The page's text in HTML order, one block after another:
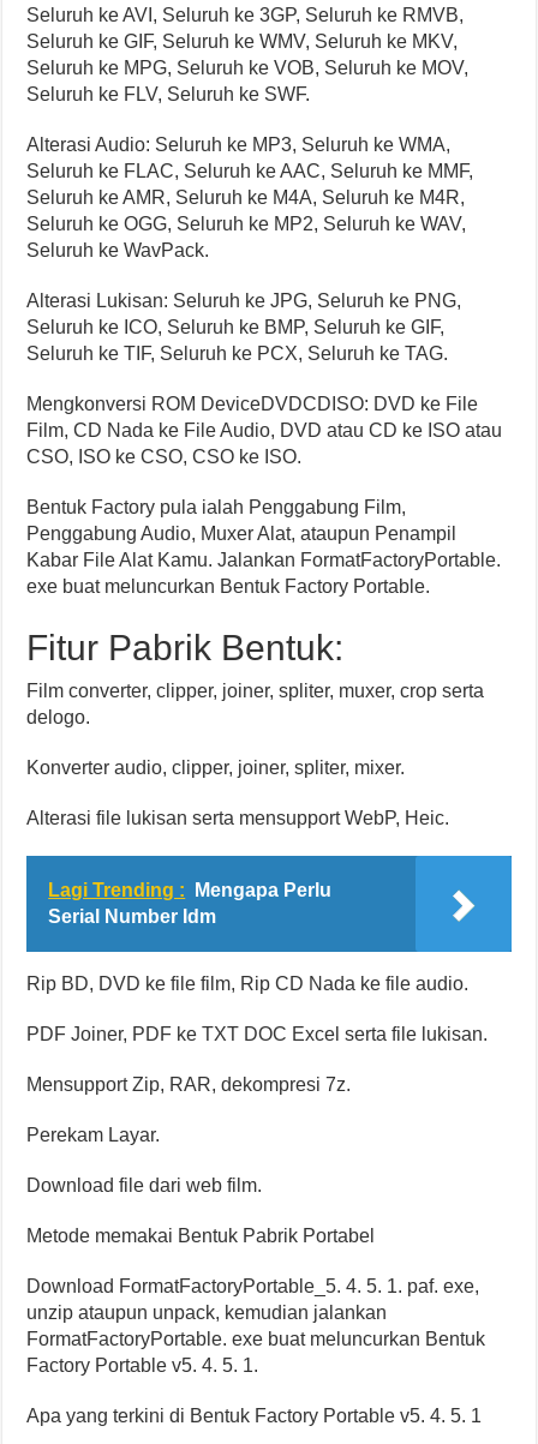
Seluruh ke AVI, Seluruh ke 3GP, Seluruh ke RMVB,
Seluruh ke GIF, Seluruh ke WMV, Seluruh ke MKV,
Seluruh ke MPG, Seluruh ke VOB, Seluruh ke MOV,
Seluruh ke FLV, Seluruh ke SWF.
Alterasi Audio: Seluruh ke MP3, Seluruh ke WMA,
Seluruh ke FLAC, Seluruh ke AAC, Seluruh ke MMF,
Seluruh ke AMR, Seluruh ke M4A, Seluruh ke M4R,
Seluruh ke OGG, Seluruh ke MP2, Seluruh ke WAV,
Seluruh ke WavPack.
Alterasi Lukisan: Seluruh ke JPG, Seluruh ke PNG,
Seluruh ke ICO, Seluruh ke BMP, Seluruh ke GIF,
Seluruh ke TIF, Seluruh ke PCX, Seluruh ke TAG.
Mengkonversi ROM DeviceDVDCDISO: DVD ke File
Film, CD Nada ke File Audio, DVD atau CD ke ISO atau
CSO, ISO ke CSO, CSO ke ISO.
Bentuk Factory pula ialah Penggabung Film,
Penggabung Audio, Muxer Alat, ataupun Penampil
Kabar File Alat Kamu. Jalankan FormatFactoryPortable.
exe buat meluncurkan Bentuk Factory Portable.
Fitur Pabrik Bentuk:
Film converter, clipper, joiner, spliter, muxer, crop serta
delogo.
Konverter audio, clipper, joiner, spliter, mixer.
Alterasi file lukisan serta mensupport WebP, Heic.
Lagi Trending :
Mengapa Perlu
Serial Number Idm
Rip BD, DVD ke file film, Rip CD Nada ke file audio.
PDF Joiner, PDF ke TXT DOC Excel serta file lukisan.
Mensupport Zip, RAR, dekompresi 7z.
Perekam Layar.
Download file dari web film.
Metode memakai Bentuk Pabrik Portabel
Download FormatFactoryPortable_5. 4. 5. 1. paf. exe,
unzip ataupun unpack, kemudian jalankan
FormatFactoryPortable. exe buat meluncurkan Bentuk
Factory Portable v5. 4. 5. 1.
Apa yang terkini di Bentuk Factory Portable v5. 4. 5. 1